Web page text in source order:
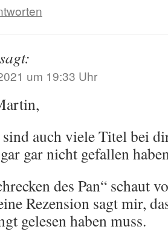
sagt:
um 19:33 Uhr
auch viele Titel bei
gar nicht gefallen
des Pan“ schaut
Rezension sagt mir,
gelesen haben muss.